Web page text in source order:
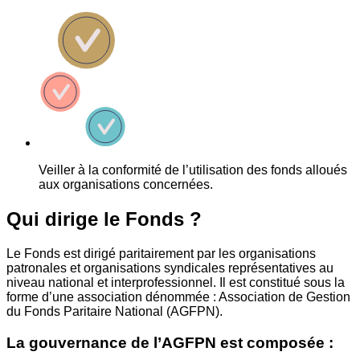
Veiller à la conformité de l’utilisation des fonds alloués
aux organisations concernées.
Qui dirige le Fonds ?
Le Fonds est dirigé paritairement par les organisations
patronales et organisations syndicales représentatives au
niveau national et interprofessionnel. Il est constitué sous la
forme d’une association dénommée : Association de Gestion
du Fonds Paritaire National (AGFPN).
La gouvernance de l’AGFPN est composée :